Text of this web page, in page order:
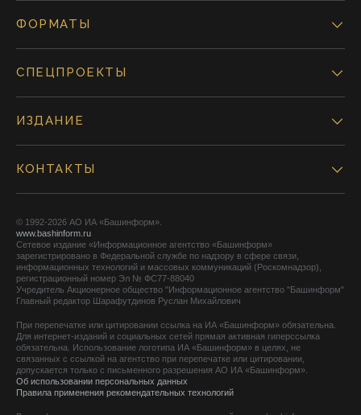
ФОРМАТЫ
СПЕЦПРОЕКТЫ
ИЗДАНИЕ
КОНТАКТЫ
© 1992-2026 АО ИА «Башинформ».
www.bashinform.ru
Сетевое издание «Информационное агентство «Башинформ»
зарегистрировано в Федеральной службе по надзору в сфере связи,
информационных технологий и массовых коммуникаций (Роскомнадзор),
регистрационный номер Эл № ФС77-88040
Учредитель Акционерное общество "Информационное агентство "Башинформ"
Главный редактор Шарафутдинов Руслан Михайлович
При перепечатке или цитировании ссылка на ИА «Башинформ» обязательна.
Для интернет-изданий и социальных сетей прямая активная гиперссылка
обязательна. Использование логотипа ИА «Башинформ» в целях, не
связанных с ссылкой на агентство при перепечатке или цитировании,
допускается только с письменного разрешения АО ИА «Башинформ».
Об использовании персональных данных
Правила применения рекомендательных технологий